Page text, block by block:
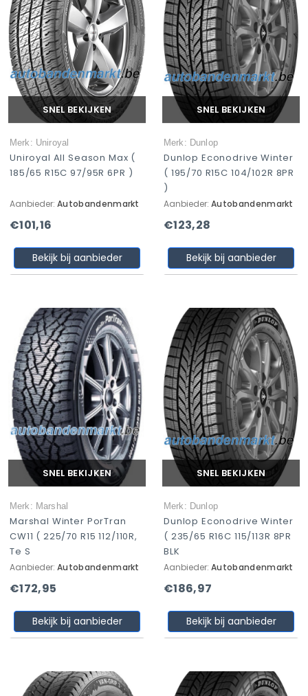
SNEL BEKIJKEN
Merk: Uniroyal
Uniroyal All Season Max (
185/65 R15C 97/95R 6PR )
Aanbieder: Autobandenmarkt
€101,16
Bekijk bij aanbieder
SNEL BEKIJKEN
Merk: Dunlop
Dunlop Econodrive Winter
( 195/70 R15C 104/102R 8PR
)
Aanbieder: Autobandenmarkt
€123,28
Bekijk bij aanbieder
SNEL BEKIJKEN
Merk: Marshal
Marshal Winter PorTran
CW11 ( 225/70 R15 112/110R,
Te S
Aanbieder: Autobandenmarkt
€172,95
Bekijk bij aanbieder
SNEL BEKIJKEN
Merk: Dunlop
Dunlop Econodrive Winter
( 235/65 R16C 115/113R 8PR
BLK
Aanbieder: Autobandenmarkt
€186,97
Bekijk bij aanbieder